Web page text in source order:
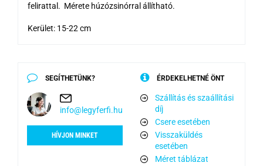
felirattal. Mérete húzózsinórral állítható.
Kerület: 15-22 cm
SEGÍTHETÜNK?
info@legyferfi.hu
HÍVJON MINKET
ÉRDEKELHETNÉ ÖNT
Szállítás és szaállítási
díj
Csere esetében
Visszaküldés
esetében
Méret táblázat